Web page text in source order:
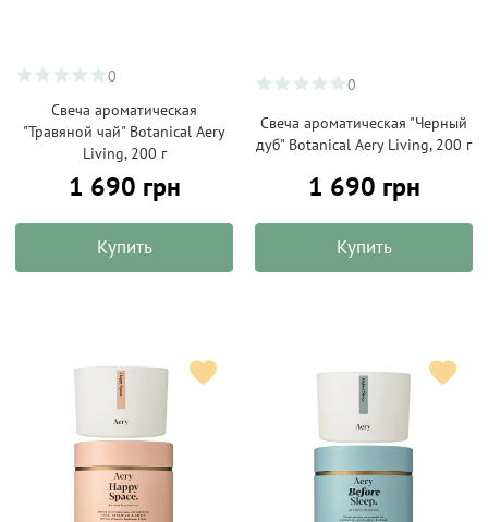
0
Свеча ароматическая
"Травяной чай" Botanical Aery
Living, 200 г
1 690 грн
Купить
0
Свеча ароматическая "Черный
дуб" Botanical Aery Living, 200 г
1 690 грн
Купить